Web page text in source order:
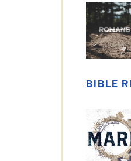
BIBLE